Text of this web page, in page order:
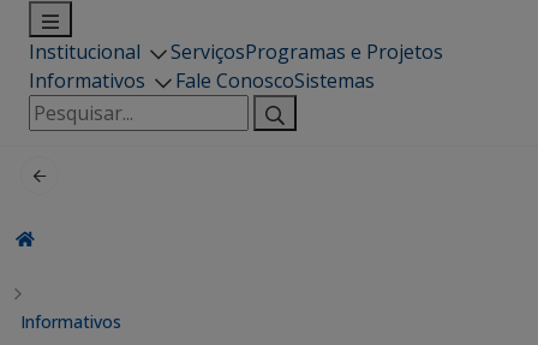
Institucional ServiçosProgramas e Projetos
Informativos
Fale ConoscoSistemas
Pesquisar
por:
Informativos